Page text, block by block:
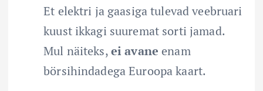
Et elektri ja gaasiga tulevad veebruari
kuust ikkagi suuremat sorti jamad.
Mul näiteks,ei avane enam
börsihindadega Euroopa kaart.